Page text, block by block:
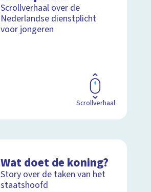
Scrollverhaal over de
Nederlandse dienstplicht
voor jongeren
Scrollverhaal
Wat doet de koning?
Story over de taken van het
staatshoofd